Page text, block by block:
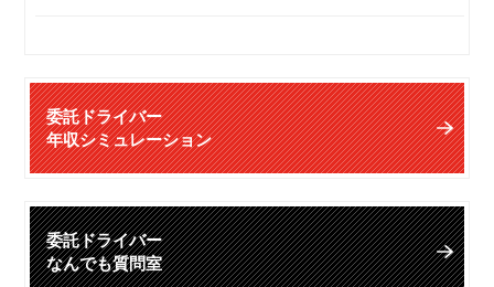
委託ドライバー
年収シミュレーション
委託ドライバー
なんでも質問室